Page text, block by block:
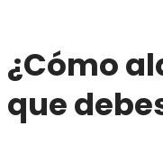
¿Cómo
que